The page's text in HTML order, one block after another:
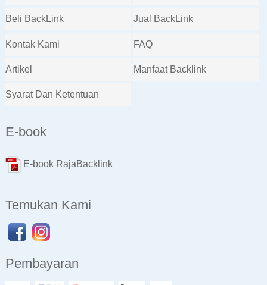
Beli BackLink Jual BackLink
Kontak Kami FAQ
Artikel Manfaat Backlink
Syarat Dan Ketentuan
E-book
E-book RajaBacklink
Temukan Kami
Pembayaran